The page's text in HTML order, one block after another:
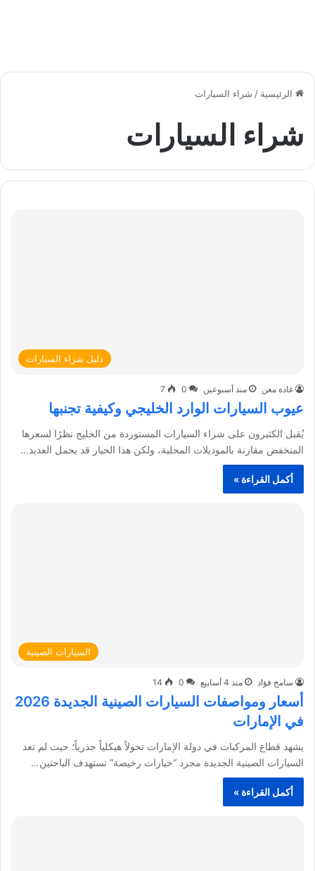
الرئيسية / شراء السيارات
شراء السيارات
دليل شراء السيارات
غادة معن منذ أسبوعين 0
7
عيوب السيارات الوارد الخليجي وكيفية تجنبها
يُقبل الكثيرون على شراء السيارات المستوردة من الخليج نظرًا لسعرها
المنخفض مقارنة بالموديلات المحلية، ولكن هذا الخيار قد يحمل العديد…
أكمل القراءة »
السيارات الصينية
سامح فؤاد منذ 4 أسابيع 0
14
أسعار ومواصفات السيارات الصينية الجديدة 2026
في الإمارات
يشهد قطاع المركبات في دولة الإمارات تحولاً هيكلياً جذرياً؛ حيث لم تعد
السيارات الصينية الجديدة مجرد “خيارات رخيصة” تستهدف الباحثين…
أكمل القراءة »